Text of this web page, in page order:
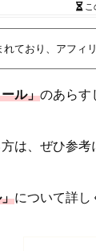
ており、アフィ
ル」のあらす
は、ぜひ参考
について詳し